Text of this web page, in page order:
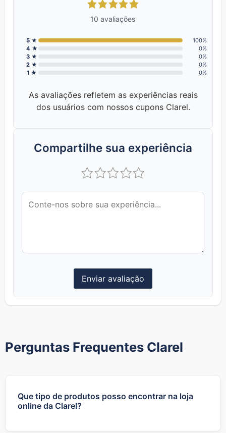
10 avaliações
5 ★
100%
4 ★
0%
3 ★
0%
2 ★
0%
1 ★
0%
As avaliações refletem as experiências reais
dos usuários com nossos cupons Clarel.
Compartilhe sua experiência
Enviar avaliação
Perguntas Frequentes Clarel
Que tipo de produtos posso encontrar na loja
online da Clarel?